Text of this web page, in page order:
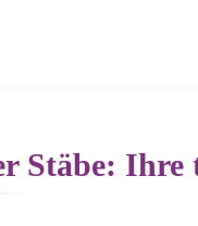
Stäbe: Ihre